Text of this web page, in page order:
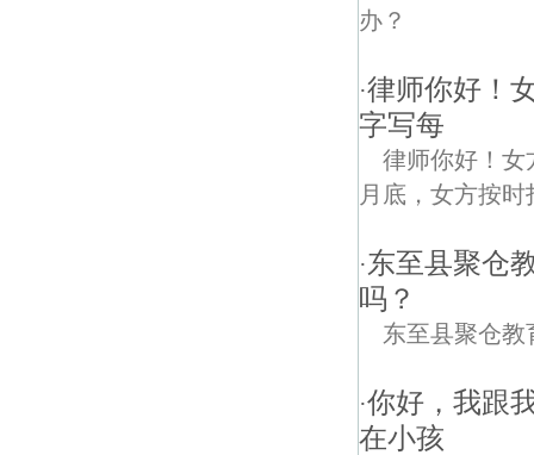
办？
·律师你好！
字写每
律师你好！女
月底，女方按
·东至县聚仓
吗？
东至县聚仓
·你好，我跟
在小孩